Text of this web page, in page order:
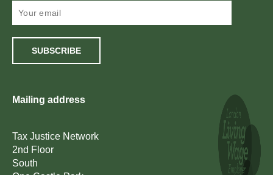
SUBSCRIBE
Mailing address
Tax Justice Network
2nd Floor
South